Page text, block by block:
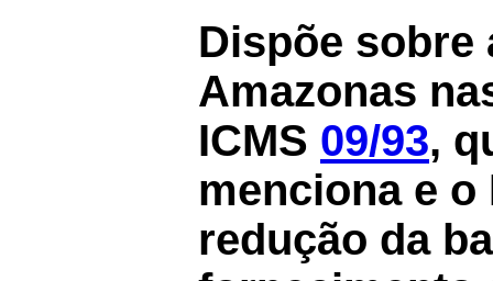
Dispõe sobre
Amazonas
ICMS 09/93,
menciona e
redução da